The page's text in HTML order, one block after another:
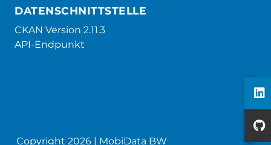
DATENSCHNITTSTELLE
CKAN Version 2.11.3
API-Endpunkt
Copyright 2026 | MobiData BW